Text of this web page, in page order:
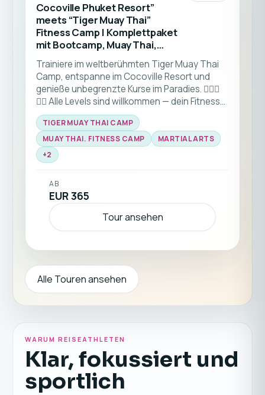
Cocoville Phuket Resort”
meets “Tiger Muay Thai”
Fitness Camp | Komplettpaket
mit Bootcamp, Muay Thai,
Crosstraining & Yoga –
Fitnessurlaub Thailand
Trainiere im weltberühmten Tiger Muay Thai
Camp, entspanne im Cocoville Resort und
genieße unbegrenzte Kurse im Paradies. 🏋️‍♂️🌴
🧘‍♂️ Alle Levels sind willkommen — dein Fitness-
Urlaub unter der Sonne Phukets wartet.
TIGER MUAY THAI CAMP
MUAY THAI. FITNESS CAMP
MARTIAL ARTS
+2
AB
EUR 365
Tour ansehen
Alle Touren ansehen
WARUM REISEATHLETEN
Klar, fokussiert und
sportlich